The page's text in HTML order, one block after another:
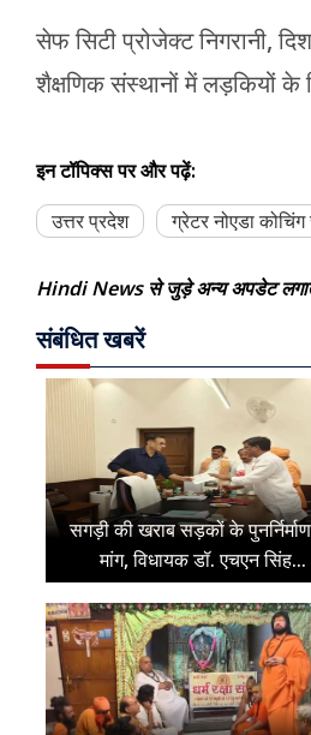
सेफ सिटी प्रोजेक्ट निगरानी,
शैक्षणिक संस्थानों में लड़कियों के
इन टॉपिक्स पर और पढ़ें:
उत्तर प्रदेश
ग्रेटर नोएडा
Hindi News से जुड़े अन्य अपडेट
संबंधित खबरें
सगड़ी की खराब सड़कों के
मांग, विधायक डॉ. एचएन सिंह...